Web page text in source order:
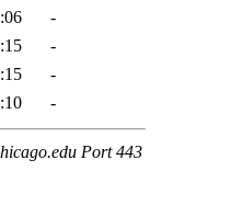
-
-
-
-
Port 443